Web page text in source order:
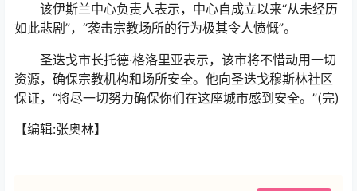
该伊斯兰中心负责人表示，中心自成立以来“从未经历
如此悲剧”，“袭击宗教场所的行为极其令人愤慨”。
圣迭戈市长托德·格洛里亚表示，该市将不惜动用一切
资源，确保宗教机构和场所安全。他向圣迭戈穆斯林社区
保证，“将尽一切努力确保你们在这座城市感到安全。”(完)
【编辑:张奥林】